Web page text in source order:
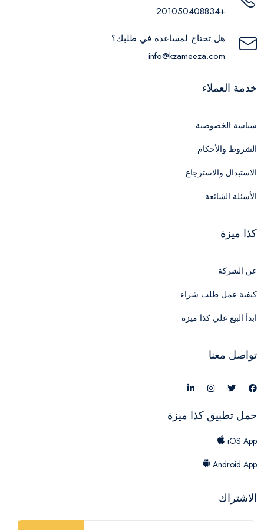
+201050408834
هل تحتاج لمساعده في طلبك؟
info@kzameeza.com
خدمة العملاء
سياسة الخصوصية
الشروط والأحكام
الاستبدال والاسترجاع
الأسئلة الشائعة
كذا ميزة
عن الشركة
كيفية عمل طلب شراء
ابدأ البيع علي كذا ميزة
تواصل معنا
حمل تطبيق كذا ميزة
iOS App
Android App
الاشتراك